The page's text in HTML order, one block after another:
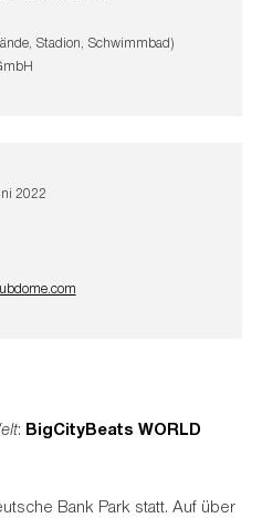
Stadion, Schwimmbad)
2022
: BigCityBeats WORLD
Bank Park statt. Auf über